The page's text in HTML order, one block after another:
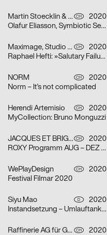
Martin Stoecklin & Melina Wilson CH
2020
Olafur Eliasson, Symbiotic Seeing, Kunsthaus Zürich
Maximage, Studio Raphael Hefti CH
2020
Raphael Hefti: »Salutary Failures«
NORM CH
2020
Norm – It’s not complicated
Herendi Artemisio CH
2020
MyCollection: Bruno Monguzzi
JACQUES ET BRIGITTE CH
2020
ROXY Programm AUG – DEZ 2020
WePlayDesign CH
2020
Festival Filmar 2020
Siyu Mao D
2020
Instandsetzung – Umlauftank 2
Raffinerie AG für Gestaltung CH
2020